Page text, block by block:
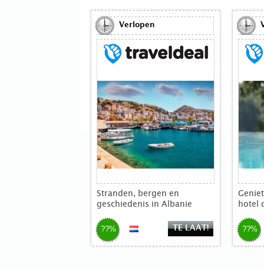
Verlopen
Stranden, bergen en
geschiedenis in Albanie
??% TE LAAT!
hotel
??%